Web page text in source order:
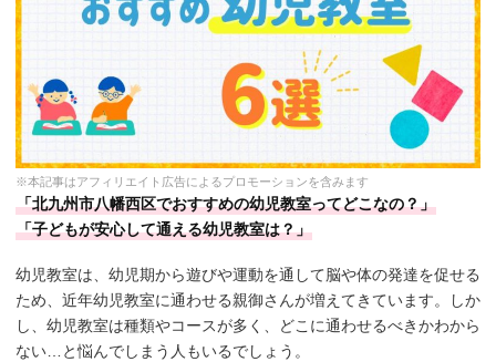
※本記事はアフィリエイト広告によるプロモーションを含みます
「北九州市八幡西区でおすすめの幼児教室ってどこなの？」
「子どもが安心して通える幼児教室は？」
幼児教室は、幼児期から遊びや運動を通して脳や体の発達を促せる
ため、近年幼児教室に通わせる親御さんが増えてきています。しか
し、幼児教室は種類やコースが多く、どこに通わせるべきかわから
ない…と悩んでしまう人もいるでしょう。